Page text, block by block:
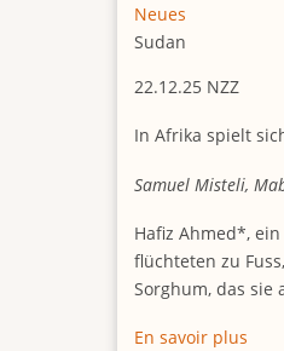
Neues
Sudan
22.12.25 NZZ
In Afrika spielt
Samuel Misteli,
Hafiz Ahmed*,
flüchteten zu
Sorghum, das sie
En savoir plus